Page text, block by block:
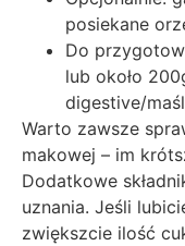
posiekane
Do
lub około
digestive/
Warto zawsze
makowej – im
Dodatkowe
uznania. Jeśli
zwiększcie ilość